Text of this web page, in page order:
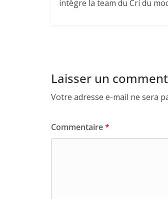
intègre la team du Cri du
Laisser un
Votre adresse e-mail ne sera
Commentaire*